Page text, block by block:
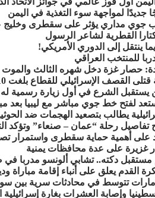
جديدًا لمواجهة سوء التغذية في اليمن
جوي مداري يؤثر على سقطرى وخليج
القطرية لشاعر الرسول
ينتقل إلى الدوري الأمريكي!
للمنتخب العراقي
حصار غزة دخل شهره الثالث والموت
القصف الإسرائيلي للقطاع بلغت 52810
يستقبل الشرع في أول زيارة رسمية له
لفتح خط جوي مباشر مع ليبيا بعد
يطالب بتصعيد الهجمات ضد
تفاصيل رحلة “عمان – صنعاء” وتؤكد
على أهمية حماية سقطرى واستمرار
غزيرة على عدة محافظات يمنية
دكته.. تشابي ألونسو مدربا في
لكرة القدم يعلق على أنباء إقامة مباراة
تتوسط في محادثات سرية بين
20 فلسطينيا وإصابة العشرات بغارة